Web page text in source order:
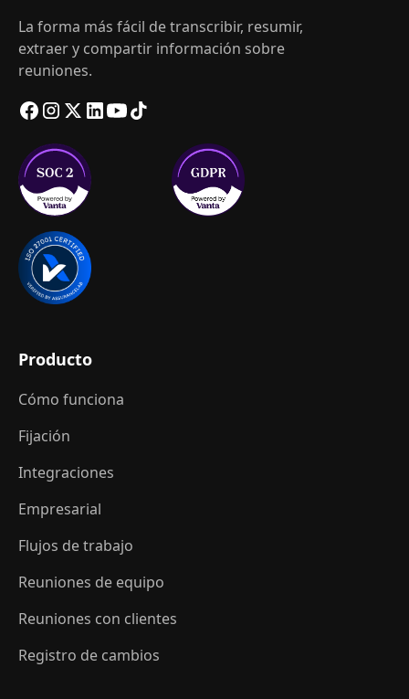
La forma más fácil de transcribir, resumir,
extraer y compartir información sobre
reuniones.
Producto
Cómo funciona
Fijación
Integraciones
Empresarial
Flujos de trabajo
Reuniones de equipo
Reuniones con clientes
Registro de cambios